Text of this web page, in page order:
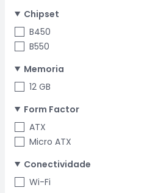
Chipset
B450
B550
Memoria
12 GB
Form Factor
ATX
Micro ATX
Conectividade
Wi-Fi